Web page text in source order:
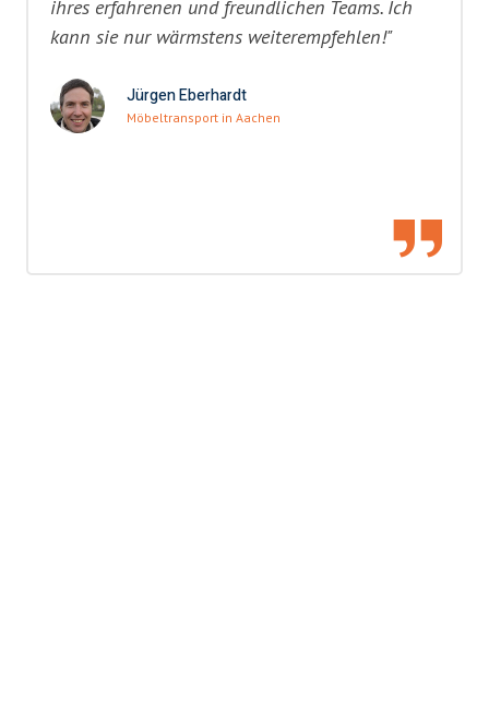
ihres erfahrenen und freundlichen Teams. Ich
kann sie nur wärmstens weiterempfehlen!"
Jürgen Eberhardt
Möbeltransport in Aachen